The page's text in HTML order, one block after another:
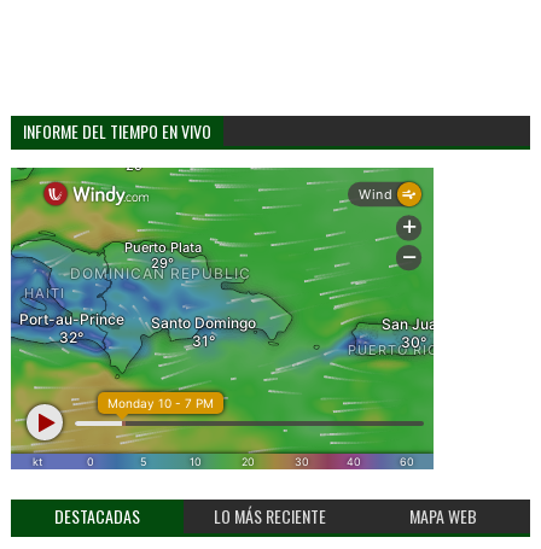
INFORME DEL TIEMPO EN VIVO
DESTACADAS LO MÁS RECIENTE MAPA WEB